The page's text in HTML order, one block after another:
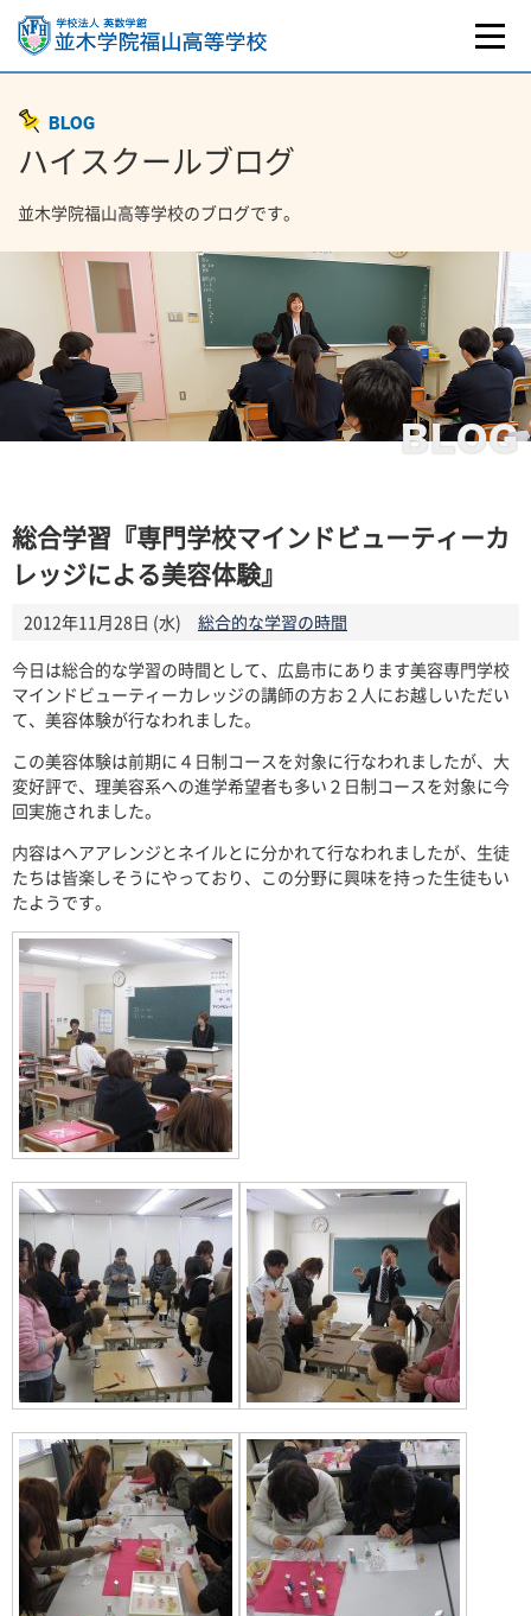
BLOG
BLOG
ハイスクールブログ
並木学院福山高等学校のブログです。
総合学習『専門学校マインドビューティーカ
レッジによる美容体験』
2012年11月28日 (水)
総合的な学習の時間
今日は総合的な学習の時間として、広島市にあります美容専門学校
マインドビューティーカレッジの講師の方お２人にお越しいただい
て、美容体験が行なわれました。
この美容体験は前期に４日制コースを対象に行なわれましたが、大
変好評で、理美容系への進学希望者も多い２日制コースを対象に今
回実施されました。
内容はヘアアレンジとネイルとに分かれて行なわれましたが、生徒
たちは皆楽しそうにやっており、この分野に興味を持った生徒もい
たようです。